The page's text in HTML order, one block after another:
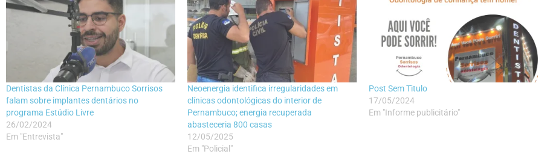
Dentistas da Clínica Pernambuco Sorrisos
falam sobre implantes dentários no
programa Estúdio Livre
26/02/2024
Em "Entrevista"
Neoenergia identifica irregularidades em
clínicas odontológicas do interior de
Pernambuco; energia recuperada
abasteceria 800 casas
12/05/2025
Em "Policial"
Post Sem Tìtulo
17/05/2024
Em "Informe publicitário"